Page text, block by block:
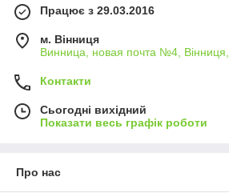
Працює з 29.03.2016
м. Вінниця
Винница, новая почта №4, Вінниця,
Контакти
Сьогодні вихідний
Показати весь графік роботи
Про нас